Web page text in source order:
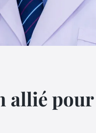
allié